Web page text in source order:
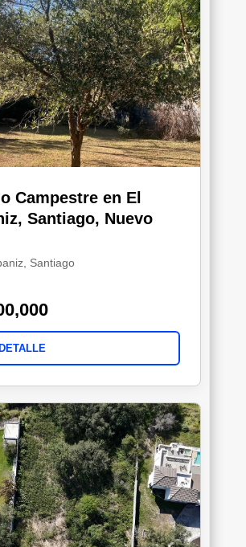
Campestre en El
Santiago, Nuevo
Santiago